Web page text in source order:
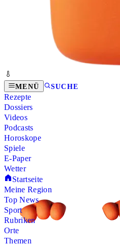
MENÜ SUCHE
Rezepte
Dossiers
Videos
Podcasts
Horoskope
Spiele
E-Paper
Wetter
Startseite
Meine Region
Top News
Sport
Rubriken
Orte
Themen